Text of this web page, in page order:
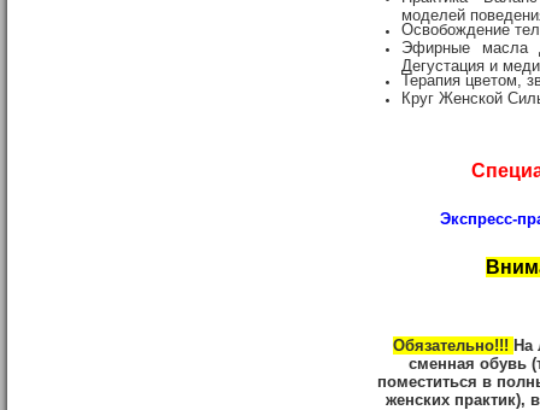
моделей
Освобождение
Эфирные масла
Дегустация и
Терапия цветом,
Круг Женской
Экспресс-
Обязательно!!! На
сменная обувь
поместиться в
женских практик),